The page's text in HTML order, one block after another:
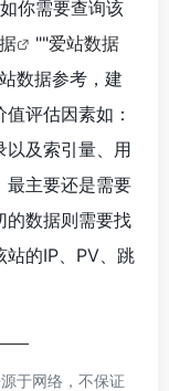
你需要查询该
""爱站数据
数据参考，建
评估因素如：
以及索引量、用
最主要还是需要
的数据则需要找
站的IP、PV、跳
于网络，不保证